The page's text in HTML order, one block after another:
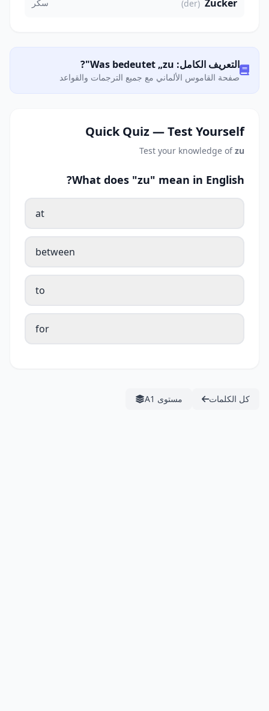
Zucker
(der) سكر
التعريف الكامل: Was bedeutet „zu"?
صفحة القاموس الألماني مع جميع الترجمات والقواعد
Quick Quiz — Test Yourself
Test your knowledge ofzu
What does "zu" mean in English?
at
between
to
for
كل الكلمات مستوى A1